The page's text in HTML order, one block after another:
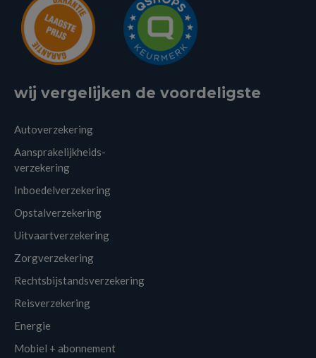
wij vergelijken de voordeligste
Autoverzekering
Aansprakelijkheids-
verzekering
Inboedelverzekering
Opstalverzekering
Uitvaartverzekering
Zorgverzekering
Rechtsbijstandsverzekering
Reisverzekering
Energie
Mobiel + abonnement